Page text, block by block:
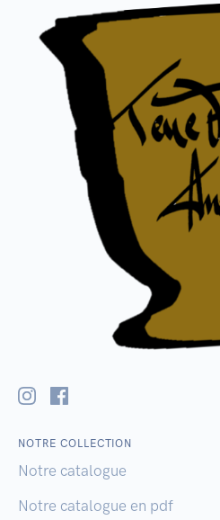
NOTRE COLLECTION
Notre catalogue
Notre catalogue en pdf